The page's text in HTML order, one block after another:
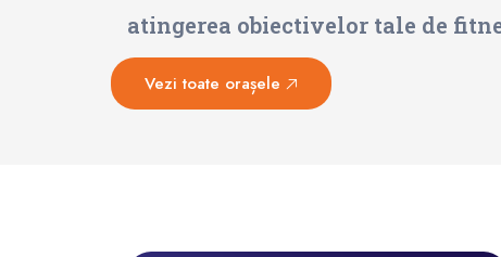
atingerea obiectivelor tale de
Vezi toate orașele